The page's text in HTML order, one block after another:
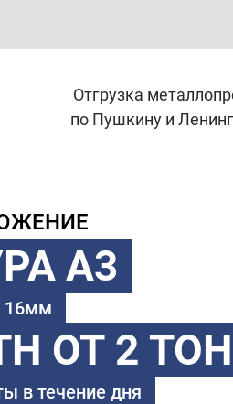
Отгрузка
по Пушкину и
А3
16мм
ОТ 2
в течение дня